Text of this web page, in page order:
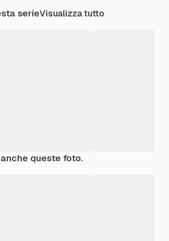
serieVisualizza tutto
queste foto.